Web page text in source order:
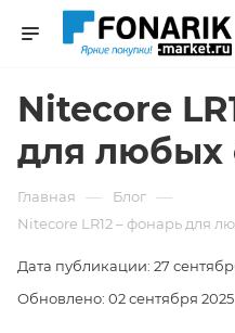
Nitecore
для любых
Главная — Блог —
Nitecore LR12 – фонарь для
Дата публикации: 27
Обновлено: 02 сентября 2025